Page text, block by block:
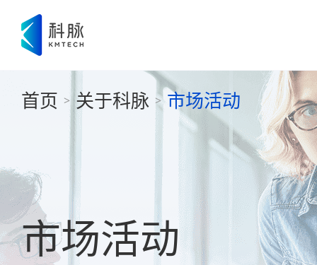
首页 > 关于科脉 > 市场活动
市场活动